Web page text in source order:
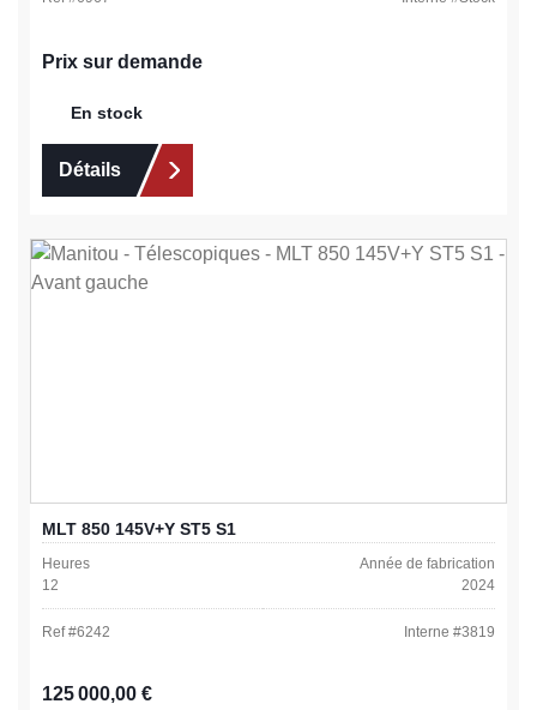
Prix sur demande
En stock
Détails
MLT 850 145V+Y ST5 S1
Heures
12
Année de fabrication
2024
Ref #6242 Interne #3819
Prix régulier :
125 000,00 €